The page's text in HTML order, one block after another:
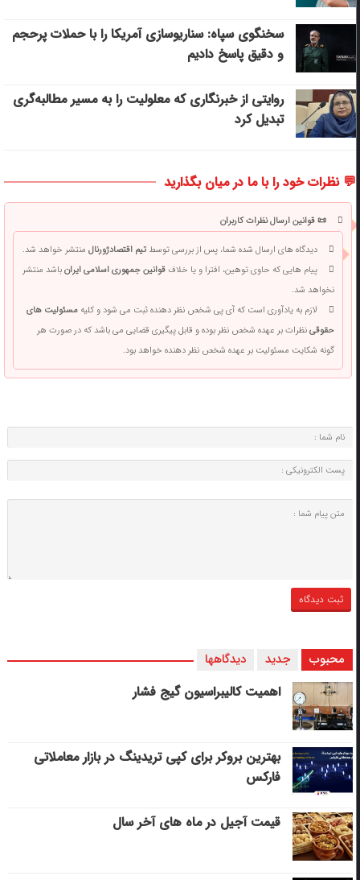
سخنگوی سپاه: سناریوسازی آمریکا را با حملات پرحجم‌‌
و دقیق‌ پاسخ دادیم
روایتی از خبرنگاری که معلولیت را به مسیر مطالبه‌گری
تبدیل کرد
💬 نظرات خود را با ما در میان بگذارید
📜 قوانین ارسال نظرات کاربران
دیدگاه های ارسال شده شما، پس از بررسی توسطتیم اقتصادژورنالمنتشر خواهد شد.
پیام هایی که حاوی توهین، افترا و یا خلافقوانین جمهوری اسلامی ایرانباشد منتشر
نخواهد شد.
لازم به یادآوری است که آی پی شخص نظر دهنده ثبت می شود و کلیهمسئولیت های
حقوقینظرات بر عهده شخص نظر بوده و قابل پیگیری قضایی می باشد که در صورت هر
گونه شکایت مسئولیت بر عهده شخص نظر دهنده خواهد بود.
محبوب جدید دیدگاهها
اهمیت کالیبراسیون گیج فشار
بهترین بروکر برای کپی‌ تریدینگ در بازار معاملاتی
فارکس
قیمت آجیل در ماه های آخر سال